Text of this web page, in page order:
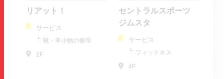
リアット！
サービス
靴・革小物の修理
2F
セントラルスポーツ
ジムスタ
サービス
フィットネス
4F